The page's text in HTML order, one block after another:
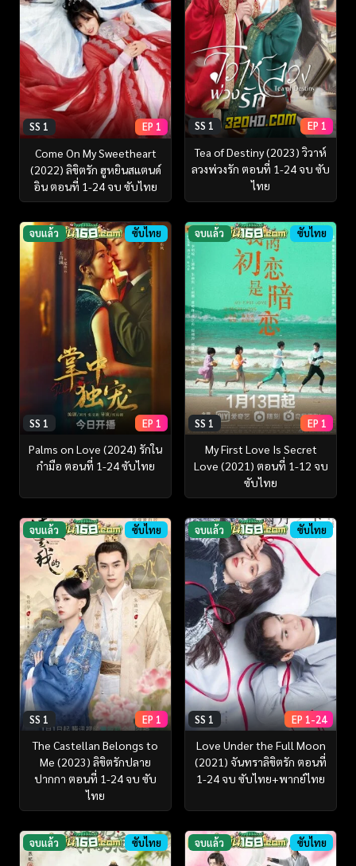
SS 1 EP 1
Come On My Sweetheart
(2022) ลิขิตรัก ฮูหยินสแตนด์
อิน ตอนที่ 1-24 จบ ซับไทย
SS 1 EP 1
Tea of Destiny (2023) วิวาห์
ลวงพ่วงรัก ตอนที่ 1-24 จบ ซับ
ไทย
จบแล้ว ซับไทย
SS 1 EP 1
Palms on Love (2024) รักใน
กำมือ ตอนที่ 1-24 ซับไทย
จบแล้ว ซับไทย
SS 1 EP 1
My First Love Is Secret
Love (2021) ตอนที่ 1-12 จบ
ซับไทย
จบแล้ว ซับไทย
SS 1 EP 1
The Castellan Belongs to
Me (2023) ลิขิตรักปลาย
ปากกา ตอนที่ 1-24 จบ ซับ
ไทย
จบแล้ว ซับไทย
SS 1 EP 1-24
Love Under the Full Moon
(2021) จันทราลิขิตรัก ตอนที่
1-24 จบ ซับไทย+พากย์ไทย
จบแล้ว ซับไทย จบแล้ว ซับไทย